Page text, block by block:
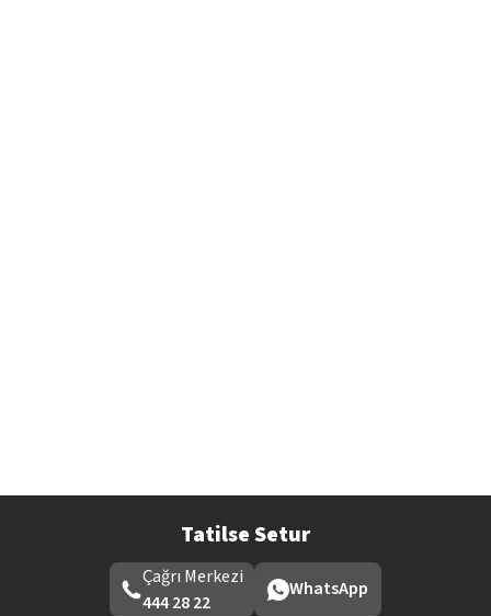
Tatilse Setur
Çağrı Merkezi
444 28 22
WhatsApp